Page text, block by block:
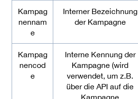
Kampag
nennam
e
Interner Bezeichnung
der Kampagne
Kampag
nencod
e
Interne Kennung der
Kampagne (wird
verwendet, um z.B.
über die API auf die
Kampagne